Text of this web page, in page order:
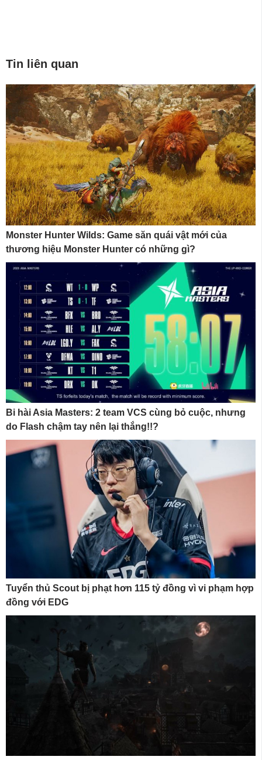
Tin liên quan
Monster Hunter Wilds: Game săn quái vật mới của
thương hiệu Monster Hunter có những gì?
Bi hài Asia Masters: 2 team VCS cùng bỏ cuộc, nhưng
do Flash chậm tay nên lại thắng!!?
Tuyển thủ Scout bị phạt hơn 115 tỷ đồng vì vi phạm hợp
đồng với EDG